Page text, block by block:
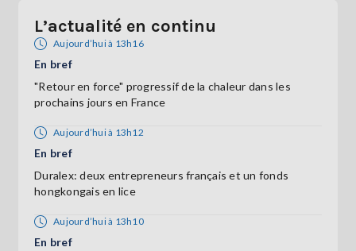
L’actualité en continu
Aujourd’hui à 13h16
En bref
"Retour en force" progressif de la chaleur dans les
prochains jours en France
Aujourd’hui à 13h12
En bref
Duralex: deux entrepreneurs français et un fonds
hongkongais en lice
Aujourd’hui à 13h10
En bref